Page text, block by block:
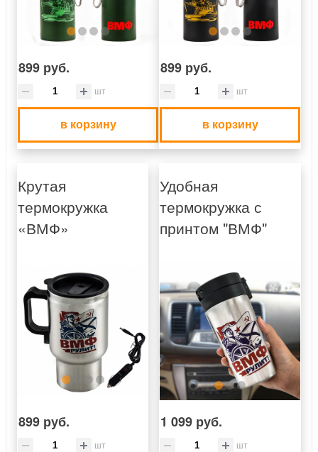
899 руб.
шт
в корзину
899 руб.
шт
в корзину
Крутая
термокружка
«ВМФ»
899 руб.
шт
Удобная
термокружка с
принтом "ВМФ"
1 099 руб.
шт